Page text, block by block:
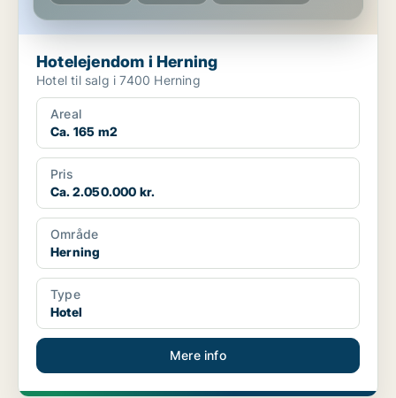
Hotelejendom i Herning
Hotel til salg i 7400 Herning
Areal
Ca. 165 m2
Pris
Ca. 2.050.000 kr.
Område
Herning
Type
Hotel
Mere info